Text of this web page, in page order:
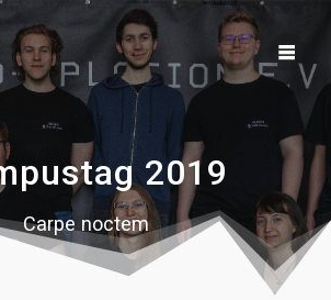
Zum
springen
2019
Carpe noctem